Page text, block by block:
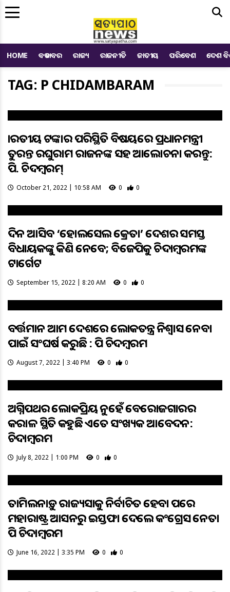
HOME ବଡ ଖବର ରାଜ୍ୟ ରାଜନୀତି ଜାତୀୟ ପରିବେଶ ଦେଶ
TAG: P CHIDAMBARAM
ଭାରତୀୟ ଟଙ୍କାର ପରିସ୍ଥିତି ବିଷୟରେ ପ୍ରଧାନମନ୍ତ୍ରୀ
ତୁରନ୍ତ ରଘୁରାମ ରାଜନଙ୍କ ସହ ଆଲୋଚନା କରନ୍ତୁ:
ପି. ଚିଦମ୍ବରମ୍‌
October 21, 2022 | 10:58 AM 0 0
ଦିନ ଆସିବ ‘ହୋଲସେଲ କ୍ରେତା’ ଦେଶର ସମସ୍ତ
ବିଧାୟକଙ୍କୁ କିଣି ନେବେ; ବିଜେପିକୁ ଚିଦାମ୍ବରମଙ୍କ
ଟାର୍ଗେଟ
September 15, 2022 | 8:20 AM 0 0
ବର୍ତ୍ତମାନ ଆମ ଦେଶରେ ଲୋକତନ୍ତ୍ର ନିଶ୍ୱାସ ନେବା
ପାଇଁ ସଂଘର୍ଷ କରୁଛି : ପି ଚିଦମ୍ବରମ
August 7, 2022 | 3:40 PM 0 0
ଅଗ୍ନିପଥର ଲୋକପ୍ରିୟ ନୁହେଁ ବେରୋଜଗାରର
କରାଳ ସ୍ଥିତି କହୁଛି ଏତେ ସଂଖ୍ୟକ ଆବେଦନ:
ଚିଦାମ୍ବରମ
July 8, 2022 | 1:00 PM 0 0
ତାମିଲନାଡ଼ୁ ରାଜ୍ୟସଭାକୁ ନିର୍ବାଚିତ ହେବା ପରେ
ମହାରାଷ୍ଟ୍ର ଆସନରୁ ଇସ୍ତଫା ଦେଲେ କଂଗ୍ରେସ ନେତା
ପି ଚିଦାମ୍ବରମ
June 16, 2022 | 3:35 PM 0 0